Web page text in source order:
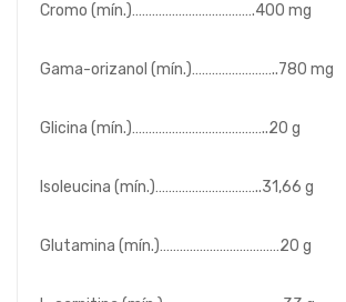
Cromo (mín.)……………………………….400 mg
Gama-orizanol (mín.)……………………..780 mg
Glicina (mín.)…………………………………..20 g
Isoleucina (mín.)…………………………..31,66 g
Glutamina (mín.)………………………………20 g